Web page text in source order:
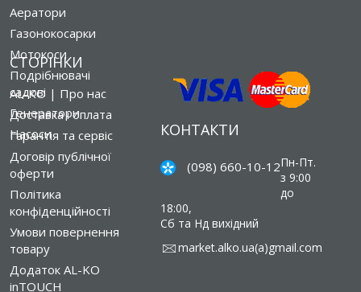
Аератори
Газонокосарки
Мотокоси
Подрібнювачі
садові
Генератори
Насоси
СТОРІНКИ
AL-KO | Про нас
Доставка і оплата
Гарантія та сервіс
Договір публічної
оферти
Політика
конфіденційності
Умови повернення
товару
Додаток AL-KO
inTOUCH
КОНТАКТИ
(098) 660-10-12Пн-Пт.
з 9:00
до
18:00,
Сб та Нд вихідний
market.alko.ua(a)gmail.com